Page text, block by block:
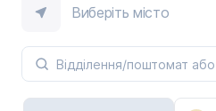
Виберіть місто